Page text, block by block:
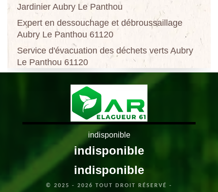
Jardinier Aubry Le Panthou
Expert en dessouchage et débroussaillage
Aubry Le Panthou 61120
Service d'évacuation des déchets verts Aubry
Le Panthou 61120
indisponible
indisponible
indisponible
© 2025 - 2026 TOUT DROIT RÉSERVÉ -